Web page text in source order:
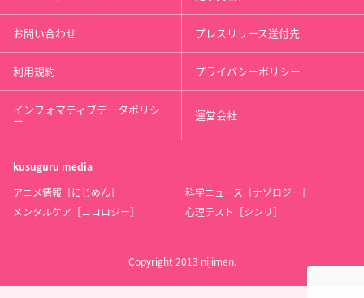
お問い合わせ プレスリリース送付先
利用規約 プライバシーポリシー
インフォマティブデータポリシ
ー 運営会社
kusuguru media
アニメ情報［にじめん］
科学ニュース［ナゾロジー］
メンタルケア［ココロジー］
心理テスト［シンリ］
Copyright 2013 nijimen.